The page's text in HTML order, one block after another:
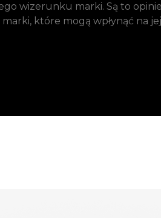
wizerunku marki. Są to
które mogą wpłynąć na